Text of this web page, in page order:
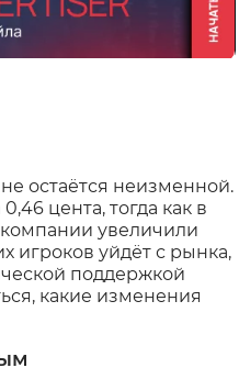
остаётся неизменной.
цента, тогда как в
компании увеличили
игроков уйдёт с рынка,
поддержкой
какие изменения